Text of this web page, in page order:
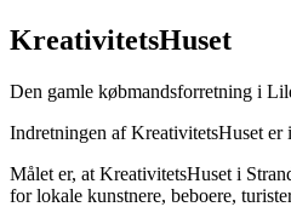
KreativitetsHuset
Den gamle købmandsforretning i
Indretningen af KreativitetsHuset er
Målet er, at KreativitetsHuset i
for lokale kunstnere, beboere,